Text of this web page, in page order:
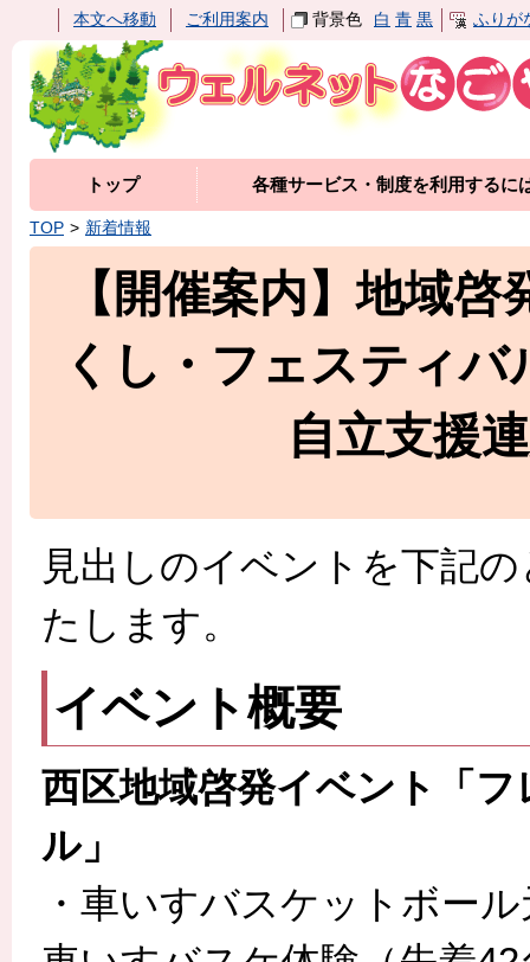
本文へ移動 ご利用案内 背景色 白 青 黒 ふりが
トップ 各種サービス・制度を利用するに
TOP 新着情報
【開催案内】地域
くし・フェスティ
自立支援
見出しのイベントを下記
たします。
イベント概要
西区地域啓発イベント「
ル」
・車いすバスケットボー